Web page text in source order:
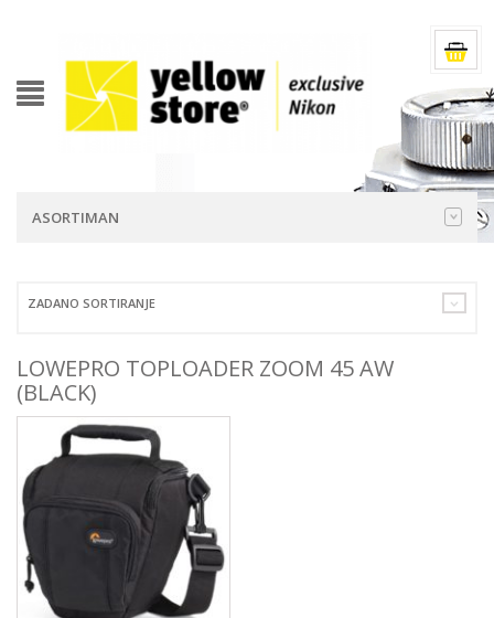
ASORTIMAN
ZADANO SORTIRANJE
LOWEPRO TOPLOADER ZOOM 45 AW
(BLACK)